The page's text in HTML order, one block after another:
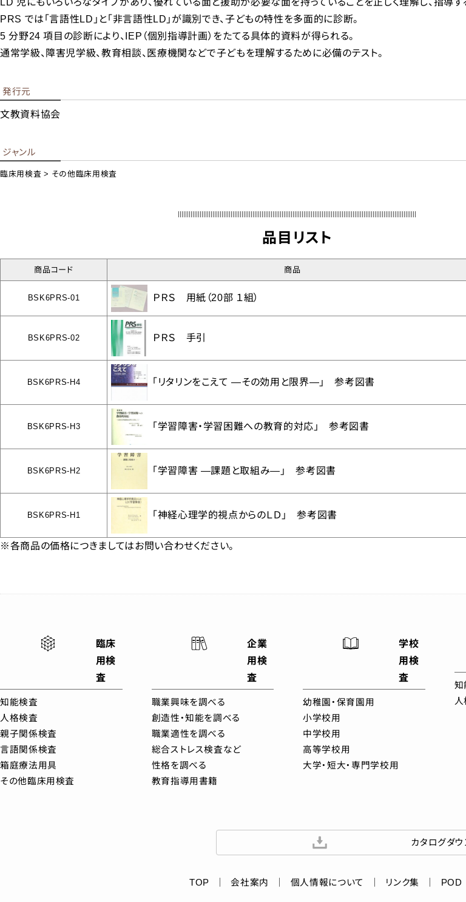
LD 児にもいろいろなタイプがあり、優れている面と援助が必要な面を持っていることを正しく理解し、指導す
PRS では「言語性LD」と「非言語性LD」が識別でき、子どもの特性を多面的に診断。
5 分野24 項目の診断により、IEP（個別指導計画）をたてる具体的資料が得られる。
通常学級、障害児学級、教育相談、医療機関などで子どもを理解するために必備のテスト。
発行元
文教資料協会
ジャンル
臨床用検査 その他臨床用検査
品目リスト
商品コード 商品
BSK6PRS-01 ＰＲＳ 用紙（20部 １組）
BSK6PRS-02 ＰＲＳ 手引
BSK6PRS-H4 「リタリンをこえて ―その効用と限界―」 参考図書
BSK6PRS-H3 「学習障害・学習困難への教育的対応」 参考図書
BSK6PRS-H2 「学習障害 ―課題と取組み―」 参考図書
BSK6PRS-H1 「神経心理学的視点からのＬＤ」 参考図書
※各商品の価格につきましてはお問い合わせください。
臨床
用検
査
知能検査
人格検査
親子関係検査
言語関係検査
箱庭療法用具
その他臨床用検査
企業
用検
査
職業興味を調べる
創造性・知能を調べる
職業適性を調べる
総合ストレス検査など
性格を調べる
教育指導用書籍
学校
用検
査
幼稚園・保育園用
小学校用
中学校用
高等学校用
大学・短大・専門学校用
知
人
カタログダウ
TOP 会社案内 個人情報について リンク集 POD
支援教育・教材
トップページ 会社案内
カ